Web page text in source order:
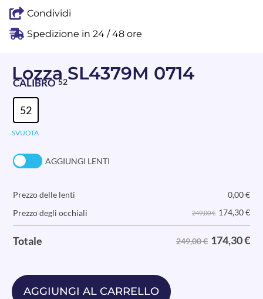
Condividi
Spedizione in 24 / 48 ore
Lozza SL4379M 0714
CALIBRO 52
52
SVUOTA
AGGIUNGI LENTI
Prezzo delle lenti 0,00€
Prezzo degli occhiali
249,00 € 174,30€
Totale 249,00 € 174,30€
AGGIUNGI AL CARRELLO